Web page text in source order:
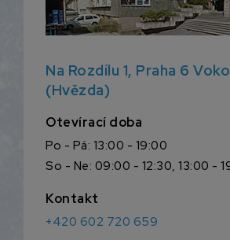
Na Rozdílu 1, Praha 6
(Hvězda)
Otevírací doba
Po - Pá: 13:00 - 19:00
So - Ne: 09:00 - 12:30, 13:00 -
Kontakt
+420 602 720 659